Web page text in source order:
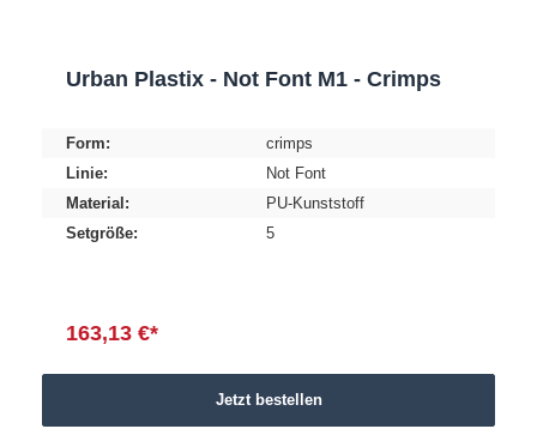
Urban Plastix - Not Font M1 - Crimps
Form:
crimps
Linie:
Not Font
Material:
PU-Kunststoff
Setgröße:
5
163,13 €*
Jetzt bestellen